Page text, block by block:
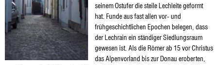
seinem Ostufer die steile Lechleite geformt
hat. Funde aus fast allen vor- und
frühgeschichtlichen Epochen belegen, dass
der Lechrain ein ständiger Siedlungsraum
gewesen ist. Als die Römer ab 15 vor Christus
das Alpenvorland bis zur Donau eroberten,